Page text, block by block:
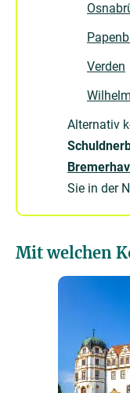
Verden
Alternativ
Sie in der
Mit welchen